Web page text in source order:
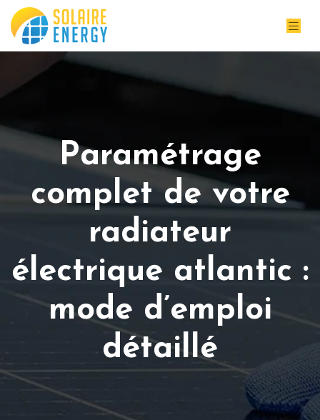
Paramétrage
complet de votre
radiateur
électrique atlantic :
mode d’emploi
détaillé